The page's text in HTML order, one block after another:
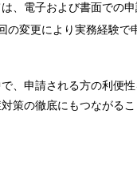
、電子および書面での
の変更により実務経験で
、申請される方の利便
策の徹底にもつながるこ